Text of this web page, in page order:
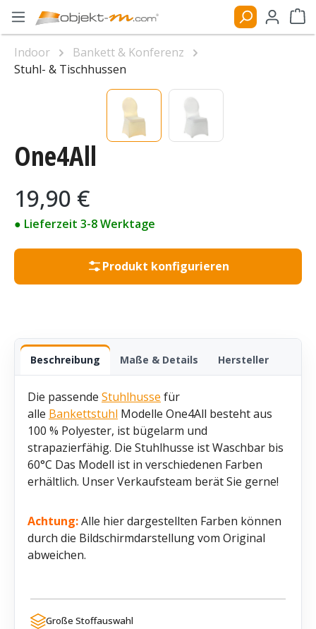
Zum Hauptinhalt springen
One4All
Regulärer Preis:
19,90 €
● Lieferzeit 3-8 Werktage
Produkt konfigurieren
Beschreibung Maße & Details Hersteller
Die passende Stuhlhusse für
alle Bankettstuhl Modelle One4All besteht aus
100 % Polyester, ist bügelarm und
strapazierfähig. Die Stuhlhusse ist Waschbar bis
60°C Das Modell ist in verschiedenen Farben
erhältlich. Unser Verkaufsteam berät Sie gerne!
Achtung:Alle hier dargestellten Farben können
durch die Bildschirmdarstellung vom Original
abweichen.
Große Stoffauswahl
Indoor
Bankett & Konferenz
Stuhl- & Tischhussen
Bildergalerie überspringen